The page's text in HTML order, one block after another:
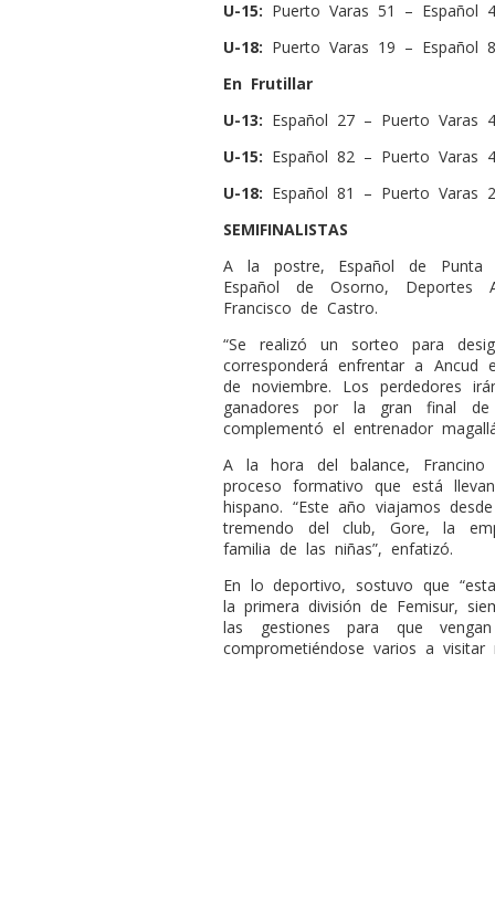
U-15: Puerto Varas 51 – Español
U-18: Puerto Varas 19 – Español
En Frutillar
U-13: Español 27 – Puerto Varas
U-15: Español 82 – Puerto Varas
U-18: Español 81 – Puerto Varas
SEMIFINALISTAS
A la postre, Español de Punta
Español de Osorno,
Francisco de Castro.
“Se realizó un sorteo para
corresponderá enfrentar a
de noviembre. Los perdedores
ganadores por la gran final
complementó el entrenador
A la hora del balance,
proceso formativo que está
hispano. “Este año viajamos
tremendo del club, Gore, la
familia de las niñas”, enfatizó.
En lo deportivo, sostuvo que
la primera división de Femisur,
las gestiones para que
comprometiéndose varios a visitar